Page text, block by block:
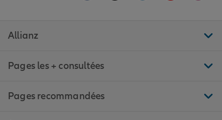
Allianz
Pages les + consultées
Pages recommandées